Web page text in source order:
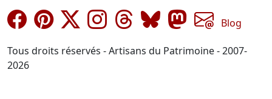
Blog
Tous droits réservés - Artisans du Patrimoine - 2007-
2026